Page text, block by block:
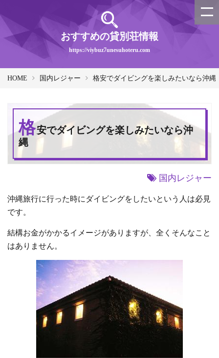
おすすめの貸別荘情報
https://viybuz7unesuhoteru.com
HOME 国内レジャー 格安でダイビングを楽しみたいなら沖縄
格安でダイビングを楽しみたいなら沖
縄
国内レジャー
沖縄旅行に行った時にダイビングをしたいという人は必見
です。
結構お金がかかるイメージがありますが、全くそんなこと
はありません。